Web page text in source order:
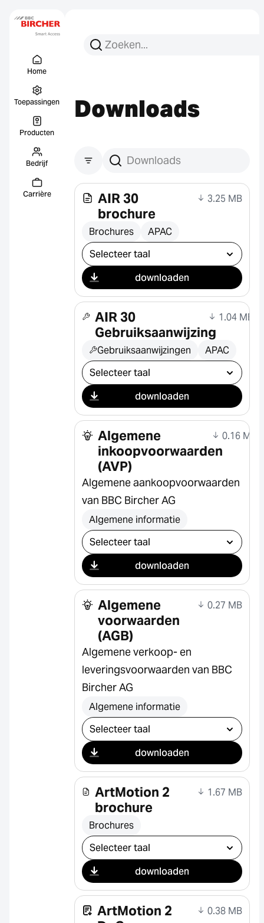
Home
Toepassingen
Producten
Bedrijf
Carrière
Zoeken:
Zoek op
Downloads
Downloads zoeken
AIR 30
brochure
3.25 MB
Brochures APAC
Selecteer download
downloaden
AIR 30
Gebruiksaanwijzing
1.04 MB
Gebruiksaanwijzingen APAC
Selecteer download
downloaden
Algemene
inkoopvoorwaarden
(AVP)
0.16 MB
Algemene aankoopvoorwaarden
van BBC Bircher AG
Algemene informatie
Selecteer download
downloaden
Algemene
voorwaarden
(AGB)
0.27 MB
Algemene verkoop- en
leveringsvoorwaarden van BBC
Bircher AG
Algemene informatie
Selecteer download
downloaden
ArtMotion 2
brochure
1.67 MB
Brochures
Selecteer download
downloaden
ArtMotion 2
0.38 MB